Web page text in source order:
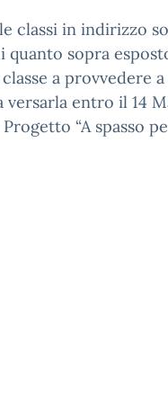
classi in indirizzo
quanto sopra
a provvedere
entro il 14
“A spasso